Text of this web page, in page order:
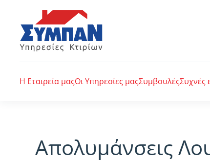
Skip to main content
Η Εταιρεία μαςΟι Υπηρεσίες μαςΣυμβουλέςΣυχνές
Απολυμάνσεις